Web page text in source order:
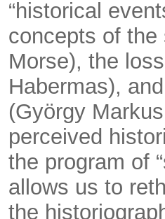
“historical
concepts of
Morse), the
Habermas),
(György
perceived
the program of
allows us to
the